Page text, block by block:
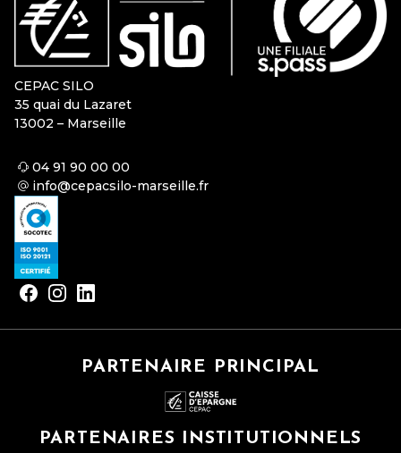
CEPAC SILO
35 quai du Lazaret
13002 – Marseille
04 91 90 00 00
info@cepacsilo-marseille.fr
PARTENAIRE PRINCIPAL
PARTENAIRES INSTITUTIONNELS